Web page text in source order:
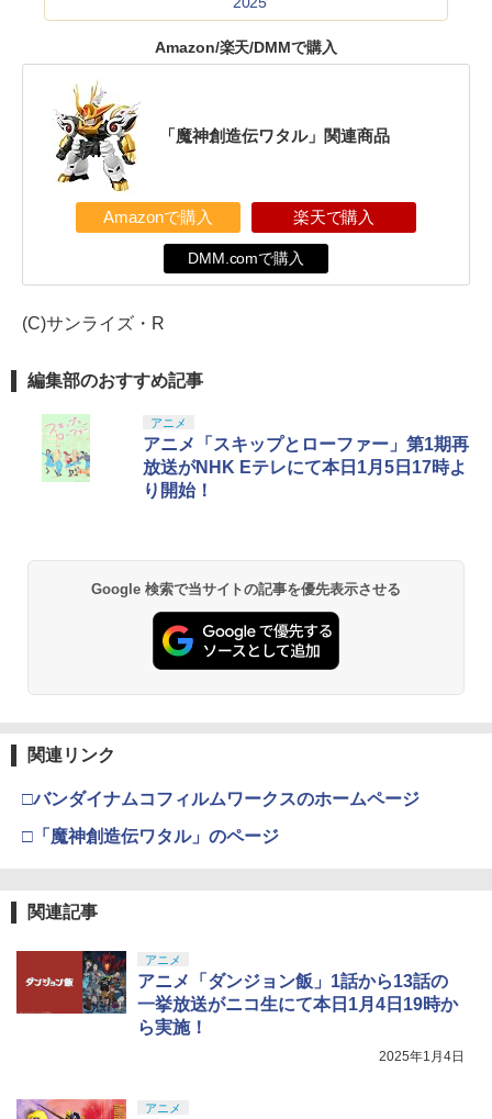
Amazon/楽天/DMMで購入
「魔神創造伝ワタル」関連商品
Amazonで購入 楽天で購入
DMM.comで購入
(C)サンライズ・R
編集部のおすすめ記事
アニメ
アニメ「スキップとローファー」第1期再
放送がNHK Eテレにて本日1月5日17時よ
り開始！
Google 検索で当サイトの記事を優先表示させる
関連リンク
□バンダイナムコフィルムワークスのホームページ
□「魔神創造伝ワタル」のページ
関連記事
アニメ
アニメ「ダンジョン飯」1話から13話の
一挙放送がニコ生にて本日1月4日19時か
ら実施！
2025年1月4日
アニメ